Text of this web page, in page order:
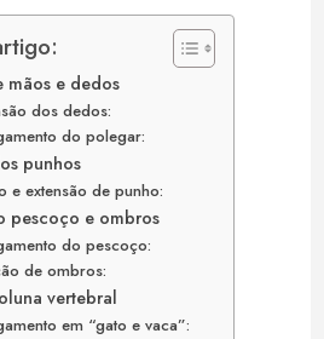
mãos e dedos
dos dedos:
do polegar:
punhos
e extensão de punho:
pescoço e ombros
do pescoço:
de ombros:
vertebral
em “gato e vaca”: